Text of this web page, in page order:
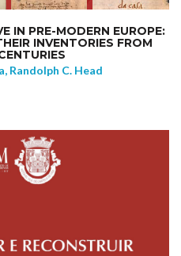
IN PRE-MODERN EUROPE:
INVENTORIES FROM
Randolph C. Head